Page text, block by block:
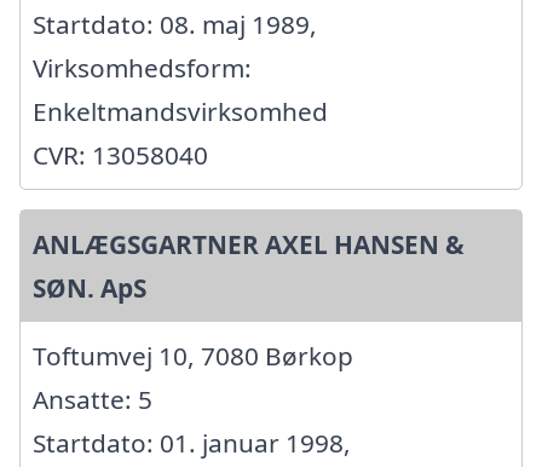
Startdato: 08. maj 1989,
Virksomhedsform:
Enkeltmandsvirksomhed
CVR: 13058040
ANLÆGSGARTNER AXEL HANSEN &
SØN. ApS
Toftumvej 10, 7080 Børkop
Ansatte: 5
Startdato: 01. januar 1998,